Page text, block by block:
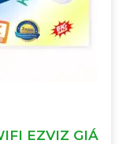
EZVIZ GIÁ